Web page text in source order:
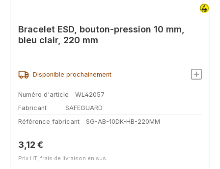
Bracelet ESD, bouton-pression 10 mm,
bleu clair, 220 mm
Disponible prochainement
Numéro d'article
WL42057
Fabricant
SAFEGUARD
Référence fabricant
SG-AB-10DK-HB-220MM
Prix régulier :
3,12 €
Prix HT, frais de livraison en sus